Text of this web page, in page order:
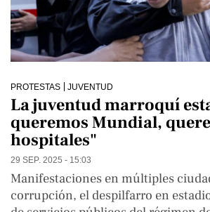
PROTESTAS JUVENTUD
La juventud marroquí
queremos Mundial,
hospitales"
29 SEP. 2025 - 15:03
Manifestaciones en múltiples
corrupción, el despilfarro en